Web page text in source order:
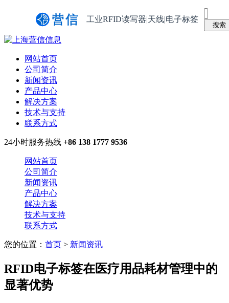
工业RFID读写器|天线|电子标签
网站首页
公司简介
新闻资讯
产品中心
解决方案
技术与支持
联系方式
24小时服务热线 +86 138 1777 9536
网站首页
公司简介
新闻资讯
产品中心
解决方案
技术与支持
联系方式
您的位置： 首页 > 新闻资讯
RFID电子标签在医疗用品耗材管理中的
显著优势